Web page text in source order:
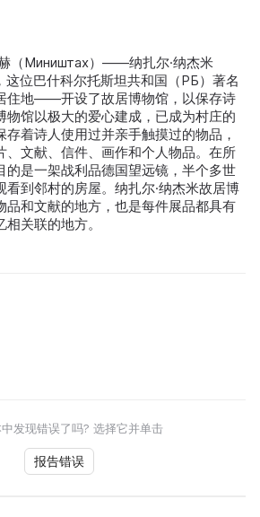
（Миништах）——纳扎尔·纳杰米
这位巴什科尔托斯坦共和国（РБ）著名
住地——开设了故居博物馆，以保存诗
物馆以极大的爱心建成，已成为村庄的
着诗人使用过并亲手触摸过的物品，
、文献、信件、画作和个人物品。在所
的是一架战利品德国望远镜，半个多世
到邻村的房屋。纳扎尔·纳杰米故居博
品和文献的地方，也是每件展品都具有
关联的地方。
发现错误了吗? 选择它并单击
报告错误